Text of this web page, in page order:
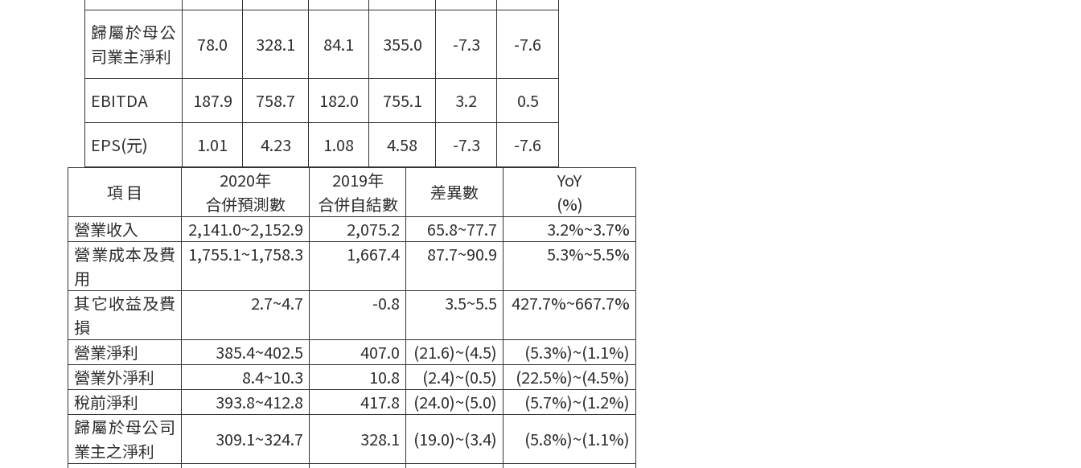
歸屬於母公
司業主淨利
78.0 328.1 84.1 355.0 -7.3 -7.6
EBITDA 187.9 758.7 182.0 755.1 3.2
0.5
EPS(元) 1.01 4.23 1.08 4.58 -7.3 -7.6
項 目
2020年
合併預測數
2019年
合併自結數
差異數
YoY
(%)
營業收入
2,141.0~2,152.9 2,075.2 65.8~77.7
3.2%~3.7%
營業成本及費
用
1,755.1~1,758.3 1,667.4 87.7~90.9 5.3%~5.5%
其它收益及費
損
2.7~4.7 -0.8 3.5~5.5 427.7%~667.7%
營業淨利 385.4~402.5 407.0 (21.6)~(4.5)
(5.3%)~(1.1%)
營業外淨利
8.4~10.3 10.8 (2.4)~(0.5)
(22.5%)~(4.5%)
稅前淨利
393.8~412.8 417.8 (24.0)~(5.0)
(5.7%)~(1.2%)
歸屬於母公司
業主之淨利
309.1~324.7 328.1 (19.0)~(3.4) (5.8%)~(1.1%)